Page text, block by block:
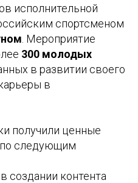
исполнительной
спортсменом
. Мероприятие
300 молодых
в развитии своего
в
получили ценные
следующим
в создании контента